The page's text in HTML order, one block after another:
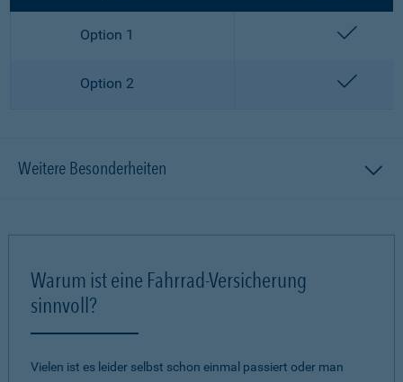
Option 1
Option 2
Weitere Besonderheiten
Warum ist eine Fahrrad-Versicherung
sinnvoll?
Vielen ist es leider selbst schon einmal passiert oder man